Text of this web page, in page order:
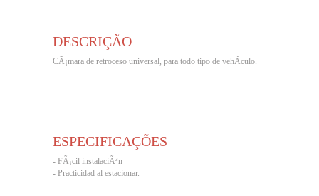
DESCRIÇÃO
CÃ¡mara de retroceso universal, para todo tipo de vehÃ­culo.
ESPECIFICAÇÕES
- FÃ¡cil instalaciÃ³n
- Practicidad al estacionar.